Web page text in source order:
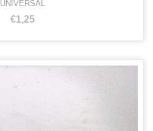
UNIVERSAL
€1,25